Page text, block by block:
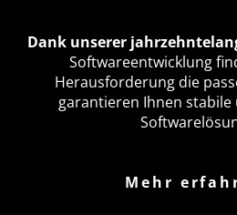
Dank unserer
Softwareentwicklung
Herausforderung die
garantieren Ihnen stabile
Mehr